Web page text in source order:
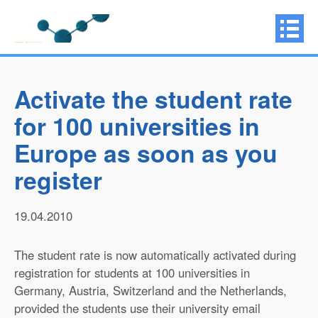
Activate the student rate
for 100 universities in
Europe as soon as you
register
19.04.2010
The student rate is now automatically activated during
registration for students at 100 universities in
Germany, Austria, Switzerland and the Netherlands,
provided the students use their university email